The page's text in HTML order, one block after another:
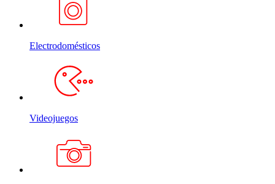
Electrodomésticos
Videojuegos